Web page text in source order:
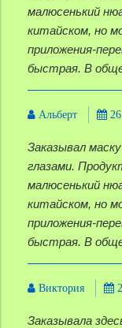
малюсенький
китайском, но
приложения-
быстрая. В
Альберт
Заказывал
глазами.
малюсенький
китайском, но
приложения-
быстрая. В
Виктория
Заказывала